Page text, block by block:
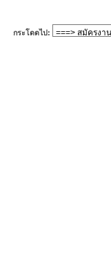
กระโดดไป: